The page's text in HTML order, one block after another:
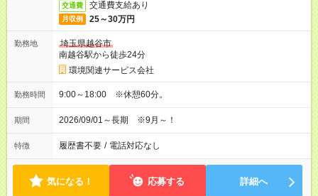
交通費 交通費支給あり
月収例 25～30万円
勤務地
埼玉県越谷市
南越谷駅から徒歩24分
環境関連サービス会社
勤務時間 9:00～18:00 ※休憩60分。
期間 2026/09/01～長期 ※9月～！
特徴 履歴書不要 / 電話対応なし
気になる！ 応募する 詳細へ